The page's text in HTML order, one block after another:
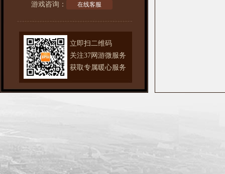
游戏咨询： 在线客服
立即扫二维码
关注37网游微服务
获取专属暖心服务